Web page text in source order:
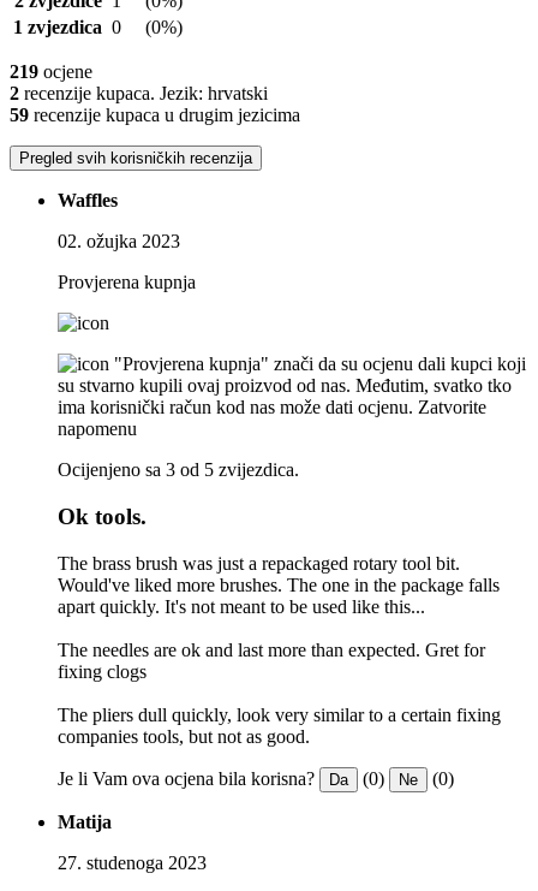
1 zvjezdica 0 (0%)
219 ocjene
2 recenzije kupaca. Jezik: hrvatski
59 recenzije kupaca u drugim jezicima
Pregled svih korisničkih recenzija
Waffles
02. ožujka 2023
Provjerena kupnja
"Provjerena kupnja" znači da su ocjenu dali kupci koji
su stvarno kupili ovaj proizvod od nas. Međutim, svatko tko
ima korisnički račun kod nas može dati ocjenu. Zatvorite
napomenu
Ocijenjeno sa 3 od 5 zvijezdica.
Ok tools.
The brass brush was just a repackaged rotary tool bit.
Would've liked more brushes. The one in the package falls
apart quickly. It's not meant to be used like this...
The needles are ok and last more than expected. Gret for
fixing clogs
The pliers dull quickly, look very similar to a certain fixing
companies tools, but not as good.
Je li Vam ova ocjena bila korisna? Da (0) Ne (0)
Matija
27. studenoga 2023